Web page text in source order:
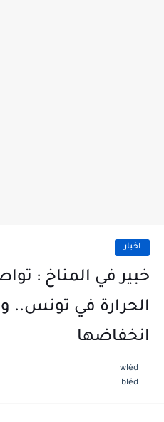
اخبار
خبير في المناخ :
الحرارة في تونس..
انخفاضها
wléd
bléd